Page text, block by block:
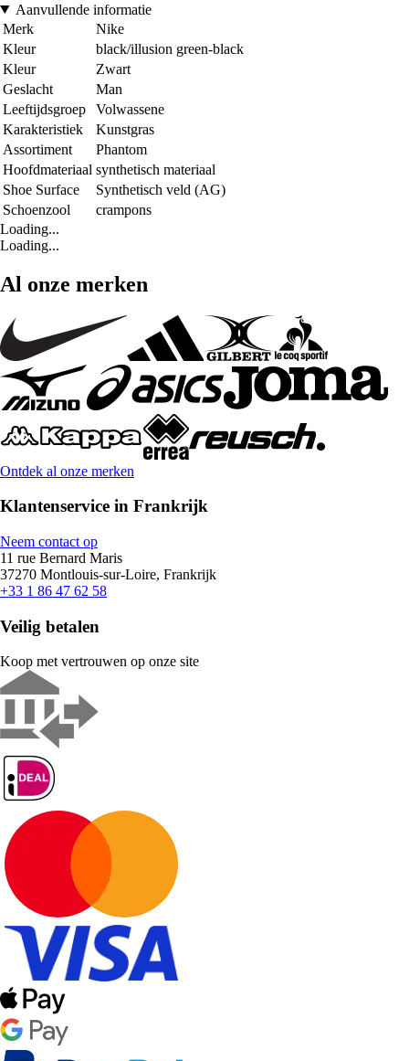
Aanvullende informatie
Merk
Nike
Kleur
black/illusion green-black
Kleur
Zwart
Geslacht
Man
Leeftijdsgroep
Volwassene
Karakteristiek
Kunstgras
Assortiment
Phantom
Hoofdmateriaal synthetisch materiaal
Shoe Surface
Synthetisch veld (AG)
Schoenzool
crampons
Loading...
Loading...
Al onze merken
Ontdek al onze merken
Klantenservice in Frankrijk
Neem contact op
11 rue Bernard Maris
37270 Montlouis-sur-Loire, Frankrijk
+33 1 86 47 62 58
Veilig betalen
Koop met vertrouwen op onze site